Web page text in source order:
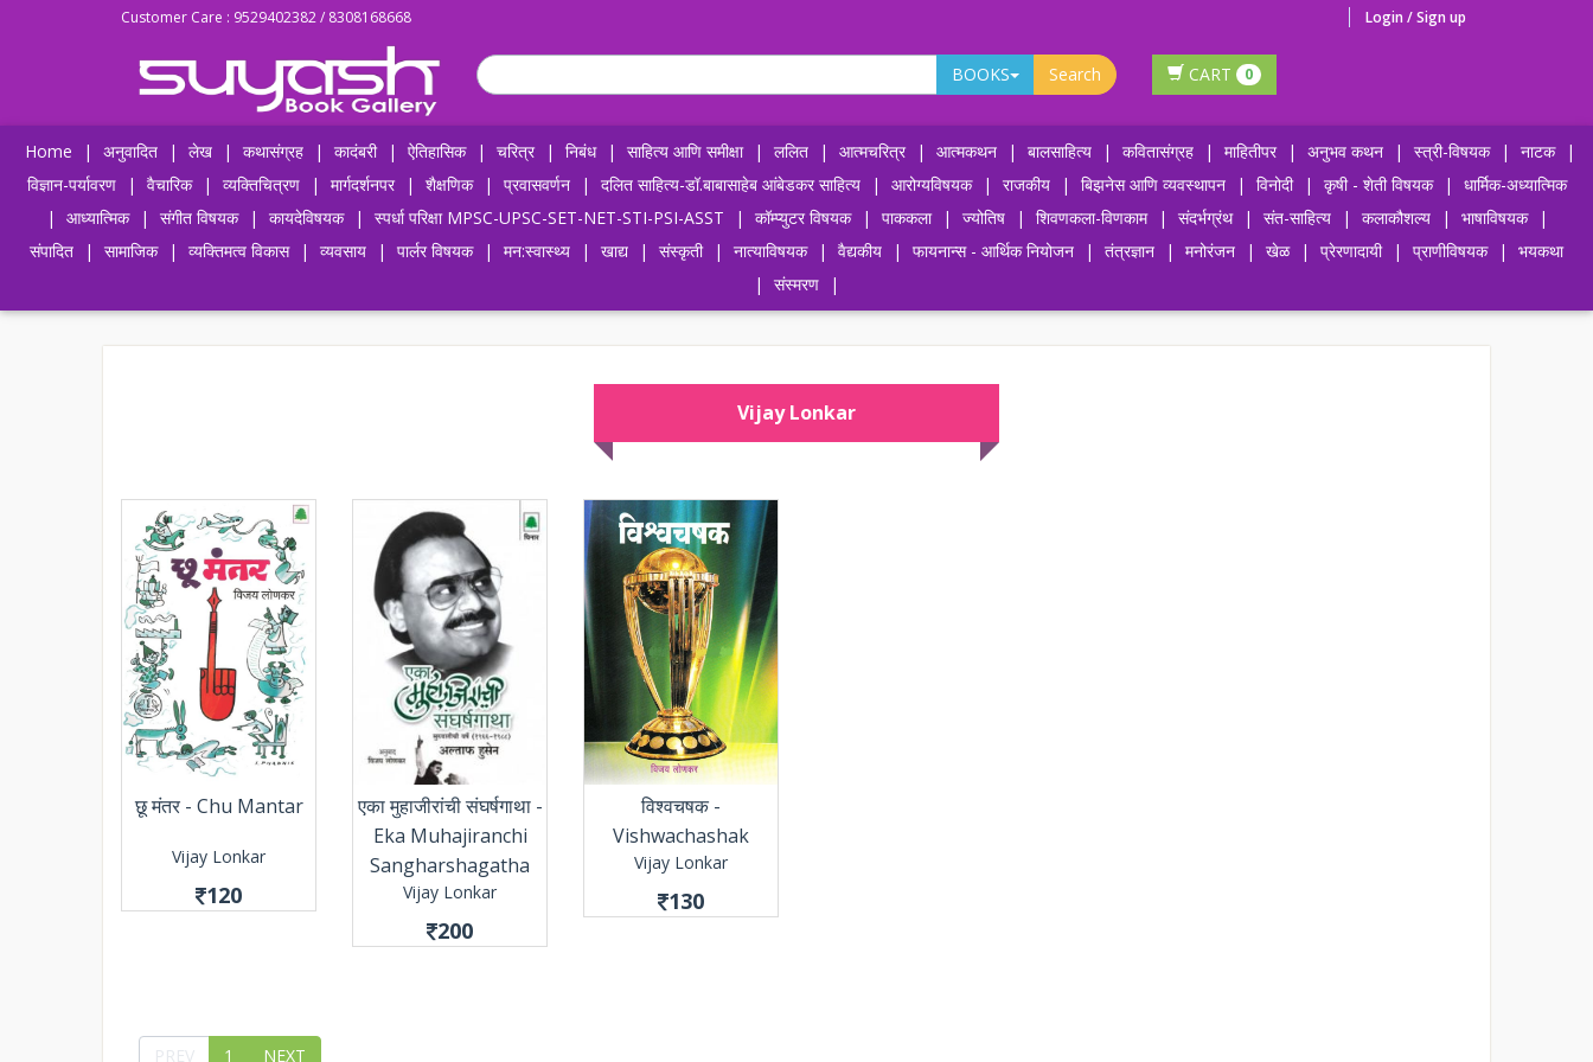
Customer Care : 9529402382 / 8308168668 Login / Sign up
BOOKS Search CART 0
Home | अनुवादित | लेख | कथासंग्रह | कादंबरी | ऐतिहासिक | चरित्र | निबंध | साहित्य आणि समीक्षा | ललित | आत्मचरित्र | आत्मकथन | बालसाहित्य | कवितासंग्रह | माहितीपर | अनुभव कथन | स्त्री-विषयक | नाटक
|
विज्ञान-पर्यावरण
| वैचारिक | व्यक्तिचित्रण | मार्गदर्शनपर | शैक्षणिक | प्रवासवर्णन | दलित साहित्य-डॉ.बाबासाहेब आंबेडकर साहित्य | आरोग्यविषयक | राजकीय | बिझनेस आणि व्यवस्थापन | विनोदी | कृषी - शेती विषयक |
धार्मिक-अध्यात्मिक
|
आध्यात्मिक | संगीत विषयक | कायदेविषयक | स्पर्धा परिक्षा MPSC-UPSC-SET-NET-STI-PSI-ASST | कॉम्प्युटर विषयक | पाककला | ज्योतिष | शिवणकला-विणकाम | संदर्भग्रंथ | संत-साहित्य | कलाकौशल्य | भाषाविषयक
|
संपादित
| सामाजिक | व्यक्तिमत्व विकास | व्यवसाय | पार्लर विषयक | मन:स्वास्थ्य | खाद्य | संस्कृती | नात्याविषयक | वैद्यकीय | फायनान्स - आर्थिक नियोजन | तंत्रज्ञान | मनोरंजन | खेळ | प्रेरणादायी | प्राणीविषयक |
भयकथा
|
संस्मरण |
Vijay Lonkar
छू मंतर - Chu Mantar
Vijay Lonkar
120
एका मुहाजीरांची संघर्षगाथा -
Eka Muhajiranchi
Sangharshagatha
Vijay Lonkar
200
विश्वचषक -
Vishwachashak
Vijay Lonkar
130
PREV 1 NEXT